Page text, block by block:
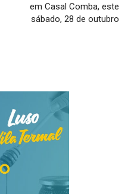
em Casal Comba, este
sábado, 28 de outubro